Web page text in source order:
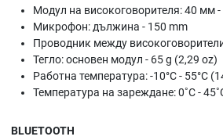
Модул на високоговорителя: 40 мм
Микрофон: дължина - 150 mm
Проводник между
Тегло: основен модул - 65 g (2,29 oz)
Работна температура: -10°C - 55°C
Температура на зареждане: 0˚C -
BLUETOOTH